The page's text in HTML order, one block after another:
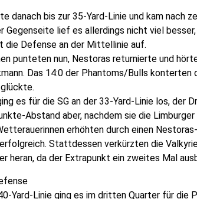
danach bis zur 35-Yard-Linie und kam nach
Gegenseite lief es allerdings nicht viel
die Defense an der Mittellinie auf.
punteten nun, Nestoras returnierte und
Das 14:0 der Phantoms/Bulls konterten
es für die SG an der 33-Yard-Linie los,
Abstand aber, nachdem sie die
erhöhten durch einen
Stattdessen verkürzten die
heran, da der Extrapunkt ein zweites Mal
Yard-Linie ging es im dritten Quarter für